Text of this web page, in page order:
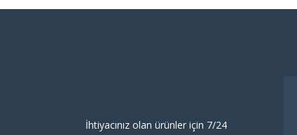
İhtiyacınız olan ürünler için 7/24